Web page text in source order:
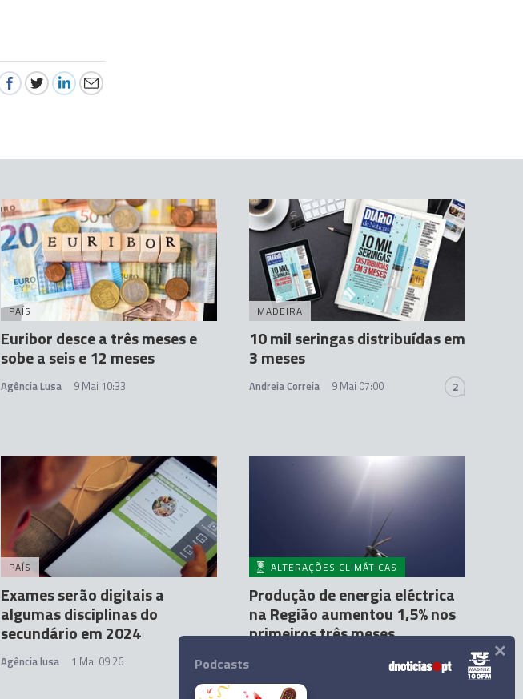
PAÍS
Euribor desce a três meses e
sobe a seis e 12 meses
Agência Lusa 9 Mai 10:33
MADEIRA
10 mil seringas distribuídas em
3 meses
Andreia Correia 9 Mai 07:00 2
PAÍS
Exames serão digitais a
algumas disciplinas do
secundário em 2024
Agência lusa 1 Mai 09:26
ALTERAÇÕES CLIMÁTICAS
Produção de energia eléctrica
na Região aumentou 1,5% nos
primeiros três meses
3 Mai 10:57
Podcasts ×